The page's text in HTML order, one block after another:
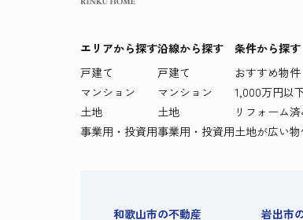
エリアから探す
戸建て
マンション
土地
事業用・投資用
沿線から探す
戸建て
マンション
土地
事業用・投資用
条件から探す
おすすめ物件
1,000万円以
リフォーム
土地が広い
和歌山市の不動産 岩出市